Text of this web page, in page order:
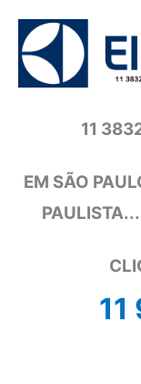
conteúdo
11
EM SÃO